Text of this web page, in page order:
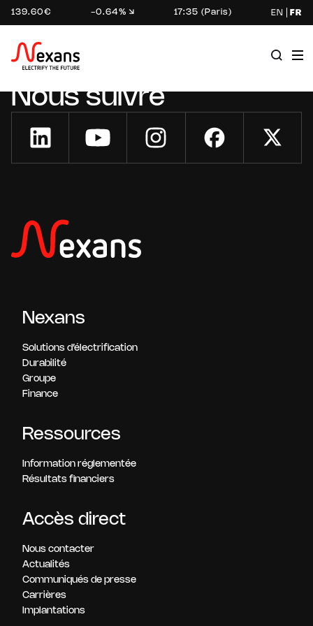
139.60€ -0.64% 17:35 (Paris) EN FR
Nous suivre
Nexans
Solutions d’électrification
Durabilité
Groupe
Finance
Ressources
Information réglementée
Résultats financiers
Accès direct
Nous contacter
Actualités
Communiqués de presse
Carrières
Implantations